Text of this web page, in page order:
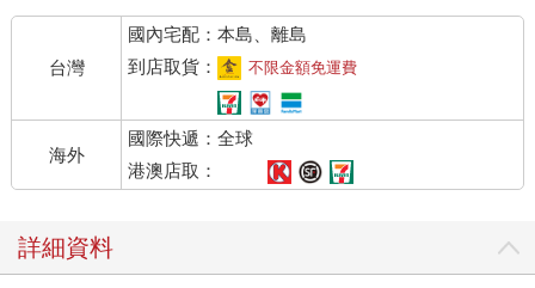
魚丸站在庭院，行了個禮。
魚丸身旁又站著另一個男人。
是養鸕鶿的千手忠輔。
「魚丸找我商量這件事，我想，我實在無法勝任，於是就這樣前
來拜訪晴明大人。」
忠輔說畢，望向魚丸。
台灣
國內宅配：本島、離島
到店取貨：
不限金額免運費
海外
國際快遞：全球
港澳店取：
詳細資料